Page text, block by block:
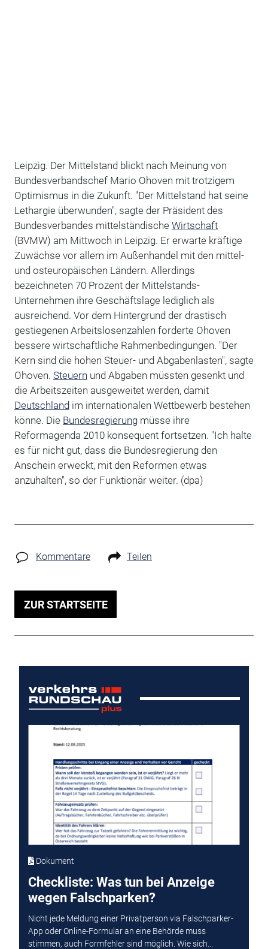
Leipzig. Der Mittelstand blickt nach Meinung von
Bundesverbandschef Mario Ohoven mit trotzigem
Optimismus in die Zukunft. "Der Mittelstand hat seine
Lethargie überwunden", sagte der Präsident des
Bundesverbandes mittelständische Wirtschaft
(BVMW) am Mittwoch in Leipzig. Er erwarte kräftige
Zuwächse vor allem im Außenhandel mit den mittel-
und osteuropäischen Ländern. Allerdings
bezeichneten 70 Prozent der Mittelstands-
Unternehmen ihre Geschäftslage lediglich als
ausreichend. Vor dem Hintergrund der drastisch
gestiegenen Arbeitslosenzahlen forderte Ohoven
bessere wirtschaftliche Rahmenbedingungen. "Der
Kern sind die hohen Steuer- und Abgabenlasten", sagte
Ohoven. Steuern und Abgaben müssten gesenkt und
die Arbeitszeiten ausgeweitet werden, damit
Deutschlandim internationalen Wettbewerb bestehen
könne. Die Bundesregierungmüsse ihre
Reformagenda 2010 konsequent fortsetzen. "Ich halte
es für nicht gut, dass die Bundesregierung den
Anschein erweckt, mit den Reformen etwas
anzuhalten", so der Funktionär weiter. (dpa)
Kommentare Teilen
ZUR STARTSEITE
Dokument
Checkliste: Was tun bei Anzeige
wegen Falschparken?
Nicht jede Meldung einer Privatperson via Falschparker-
App oder Online-Formular an eine Behörde muss
stimmen, auch Formfehler sind möglich. Wie sich...